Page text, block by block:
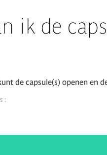
ik de
de capsule(s) openen en
: